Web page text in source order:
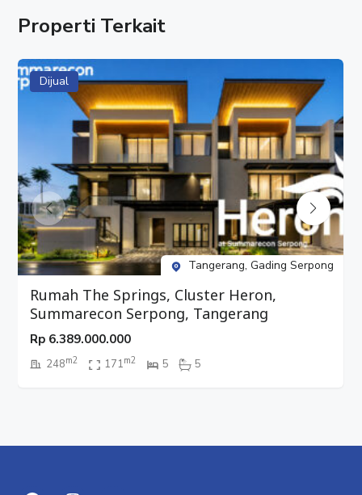
Properti Terkait
Dijual
Tangerang, Gading Serpong
Rumah The Springs, Cluster Heron,
Summarecon Serpong, Tangerang
Rp 6.389.000.000
248m2 171m2 5 5